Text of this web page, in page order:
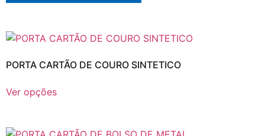
PORTA CARTÃO DE COURO SINTETICO
Ver opções